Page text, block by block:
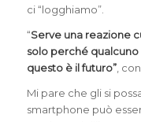
ci “logghiamo”.
“Serve una reazione
solo perché qualcuno
questo è il futuro”,
Mi pare che gli si
smartphone può